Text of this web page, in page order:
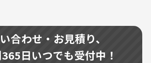
合わせ・お見積り、
日いつでも受付中！